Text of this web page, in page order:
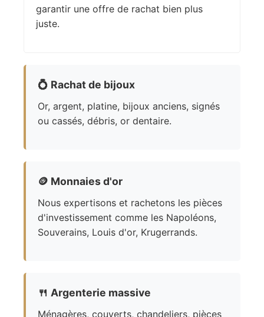
garantir une offre de rachat bien plus
juste.
💍 Rachat de bijoux
Or, argent, platine, bijoux anciens, signés
ou cassés, débris, or dentaire.
🪙 Monnaies d'or
Nous expertisons et rachetons les pièces
d'investissement comme les Napoléons,
Souverains, Louis d'or, Krugerrands.
🍴 Argenterie massive
Ménagères, couverts, chandeliers, pièces